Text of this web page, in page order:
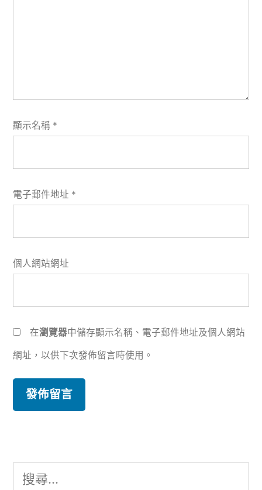
顯示名稱 *
電子郵件地址 *
個人網站網址
在瀏覽器中儲存顯示名稱、電子郵件地址及個人網站
網址，以供下次發佈留言時使用。
搜